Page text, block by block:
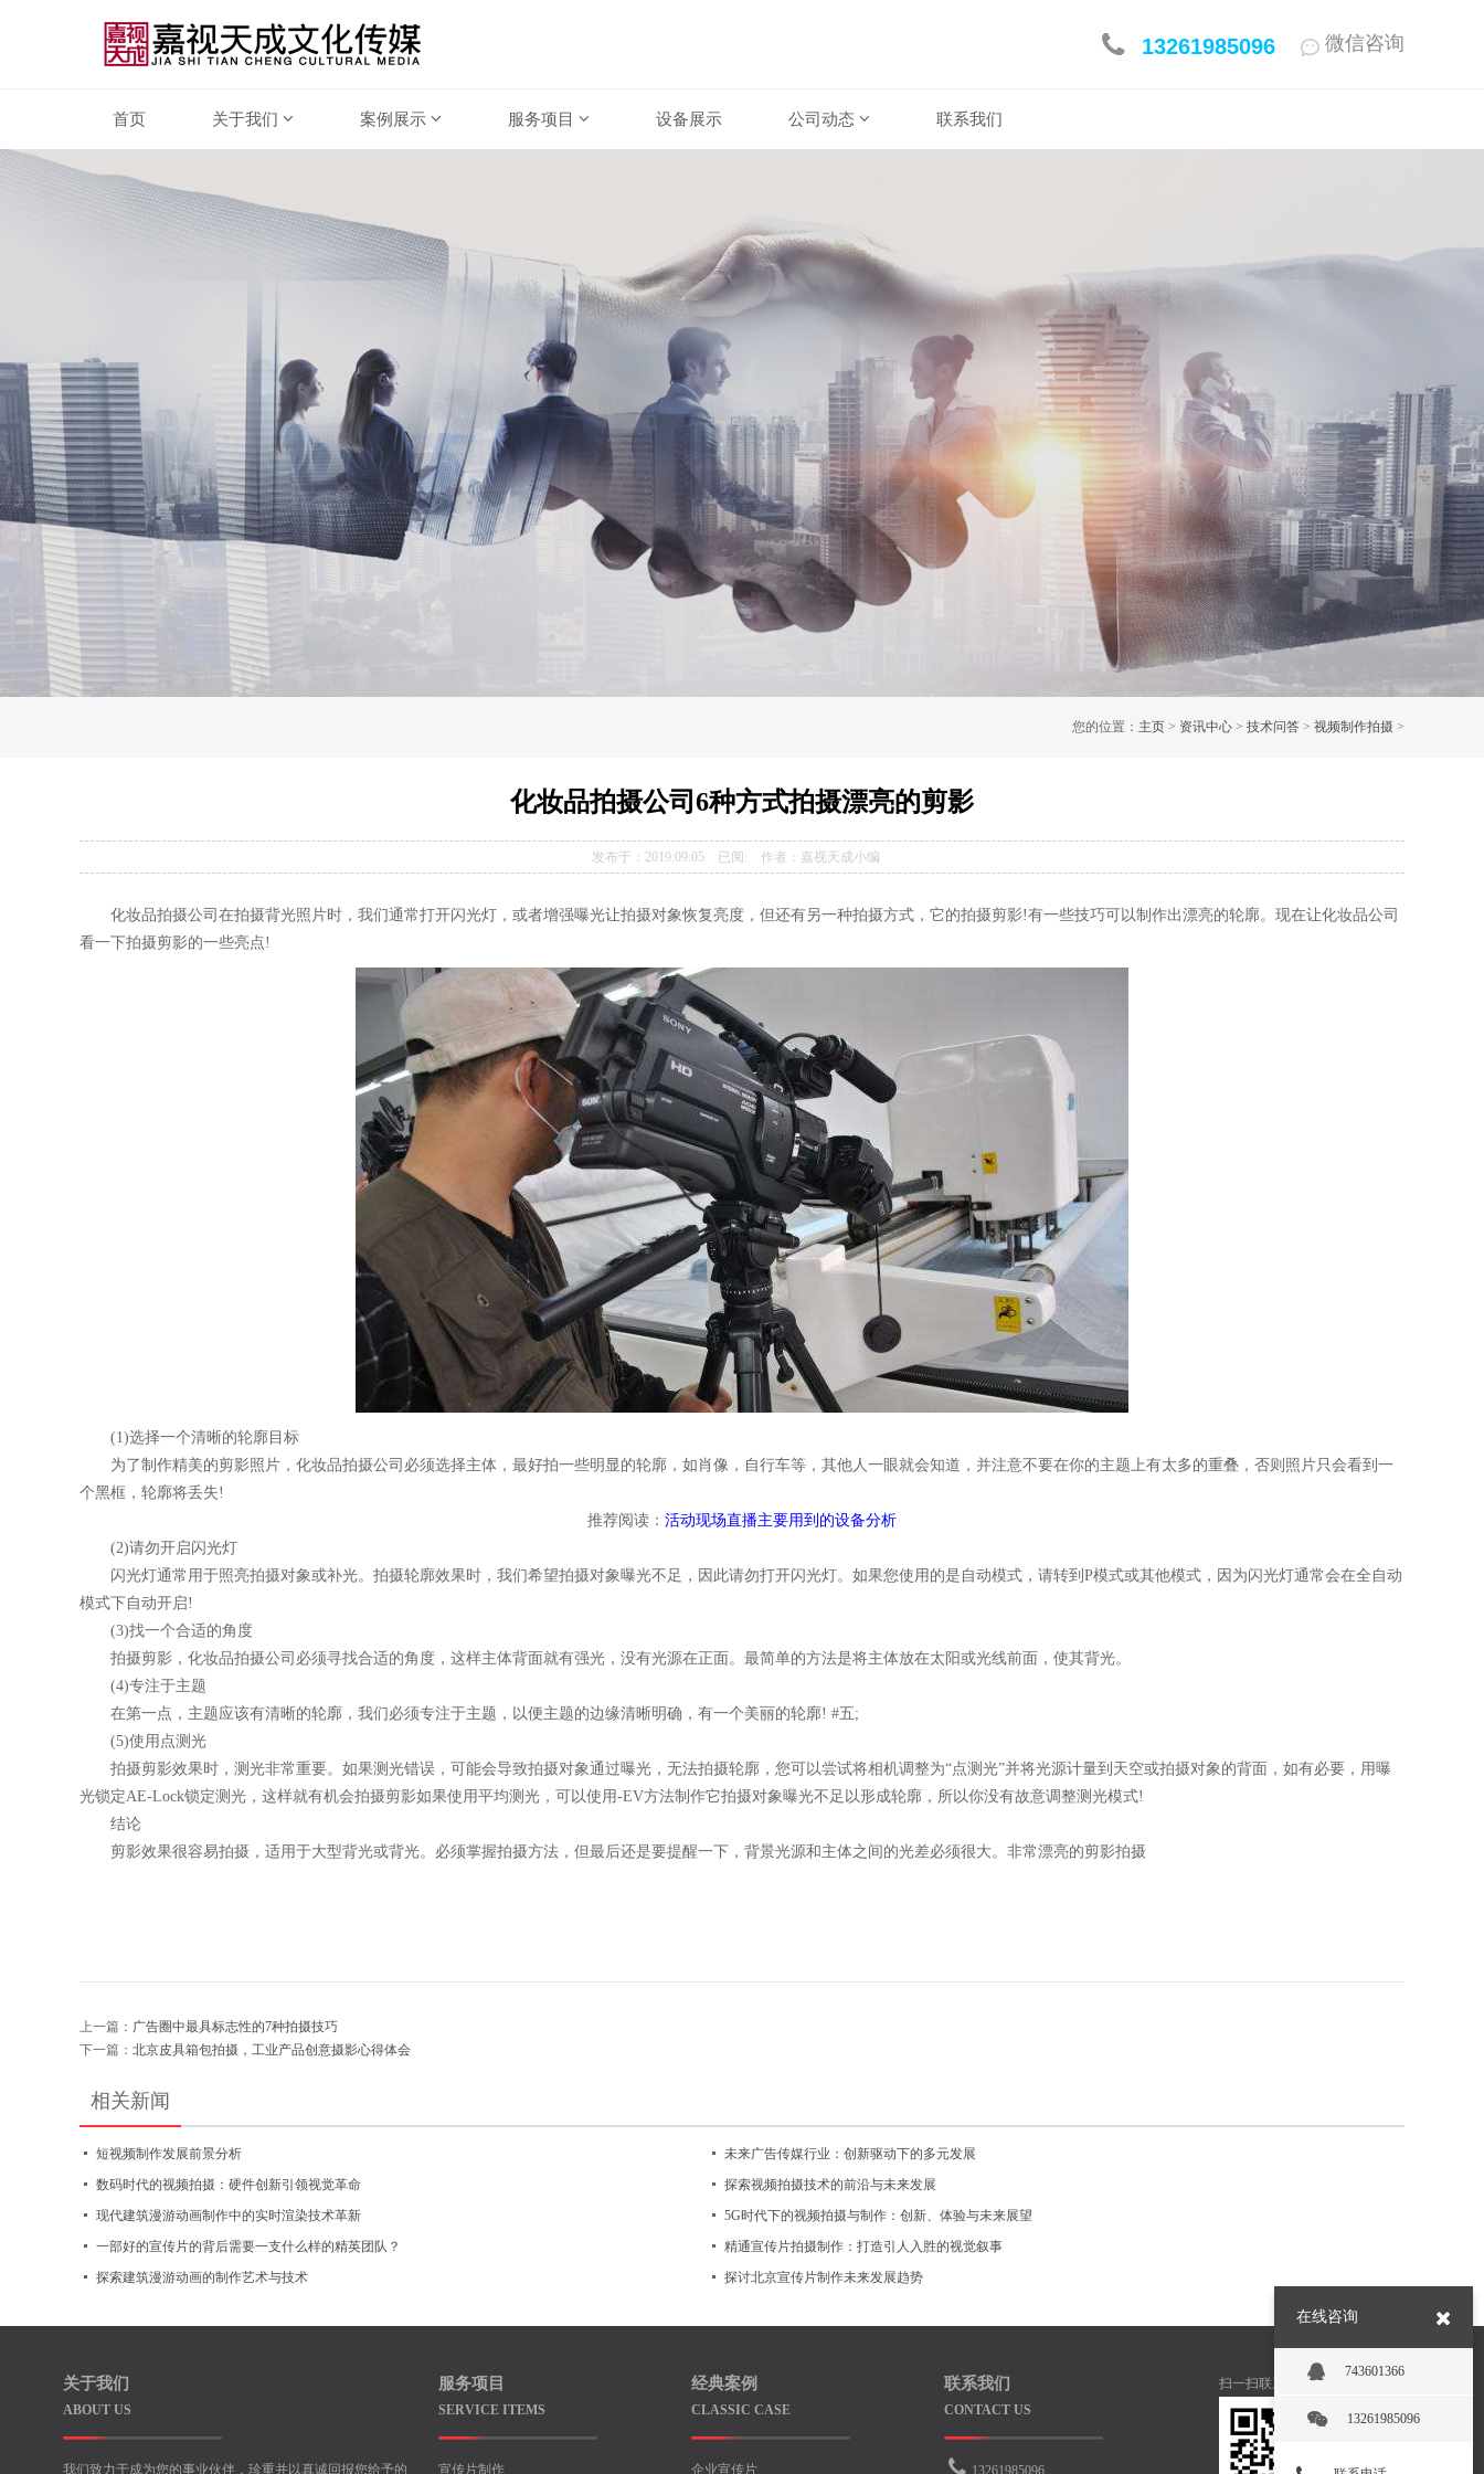
微信咨询
13261985096
首页 关于我们 案例展示 服务项目 设备展示 公司动态 联系我们
您的位置： 主页 > 资讯中心 > 技术问答 > 视频制作拍摄 >
化妆品拍摄公司6种方式拍摄漂亮的剪影
发布于：2019:09:05 已阅: 作者：嘉视天成小编
化妆品拍摄公司在拍摄背光照片时，我们通常打开闪光灯，或者增强曝光让拍摄对象恢复亮度，但还有另一种拍摄方式，它的拍摄剪影!有一些技巧可以制作出漂亮的轮廓。现在让化妆品公司
看一下拍摄剪影的一些亮点!
(1)选择一个清晰的轮廓目标
为了制作精美的剪影照片，化妆品拍摄公司必须选择主体，最好拍一些明显的轮廓，如肖像，自行车等，其他人一眼就会知道，并注意不要在你的主题上有太多的重叠，否则照片只会看到一
个黑框，轮廓将丢失!
推荐阅读： 活动现场直播主要用到的设备分析
(2)请勿开启闪光灯
闪光灯通常用于照亮拍摄对象或补光。拍摄轮廓效果时，我们希望拍摄对象曝光不足，因此请勿打开闪光灯。如果您使用的是自动模式，请转到P模式或其他模式，因为闪光灯通常会在全自动
模式下自动开启!
(3)找一个合适的角度
拍摄剪影，化妆品拍摄公司必须寻找合适的角度，这样主体背面就有强光，没有光源在正面。最简单的方法是将主体放在太阳或光线前面，使其背光。
(4)专注于主题
在第一点，主题应该有清晰的轮廓，我们必须专注于主题，以便主题的边缘清晰明确，有一个美丽的轮廓! #五;
(5)使用点测光
拍摄剪影效果时，测光非常重要。如果测光错误，可能会导致拍摄对象通过曝光，无法拍摄轮廓，您可以尝试将相机调整为“点测光”并将光源计量到天空或拍摄对象的背面，如有必要，用曝
光锁定AE-Lock锁定测光，这样就有机会拍摄剪影如果使用平均测光，可以使用-EV方法制作它拍摄对象曝光不足以形成轮廓，所以你没有故意调整测光模式!
结论
剪影效果很容易拍摄，适用于大型背光或背光。必须掌握拍摄方法，但最后还是要提醒一下，背景光源和主体之间的光差必须很大。非常漂亮的剪影拍摄
上一篇： 广告圈中最具标志性的7种拍摄技巧
下一篇： 北京皮具箱包拍摄，工业产品创意摄影心得体会
相关新闻
短视频制作发展前景分析
未来广告传媒行业：创新驱动下的多元发展
数码时代的视频拍摄：硬件创新引领视觉革命
探索视频拍摄技术的前沿与未来发展
现代建筑漫游动画制作中的实时渲染技术革新
5G时代下的视频拍摄与制作：创新、体验与未来展望
一部好的宣传片的背后需要一支什么样的精英团队？
精通宣传片拍摄制作：打造引人入胜的视觉叙事
探索建筑漫游动画的制作艺术与技术
探讨北京宣传片制作未来发展趋势
关于我们
ABOUT US
我们致力于成为您的事业伙伴，珍重并以真诚回报您给予的
服务项目
SERVICE ITEMS
宣传片制作
经典案例
CLASSIC CASE
企业宣传片
联系我们
CONTACT US
13261985096
扫一扫联系我们
在线咨询
743601366
13261985096